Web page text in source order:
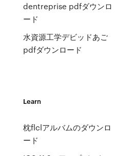
dentreprise pdfダウンロ
ード
水資源工学デビッドあご
pdfダウンロード
Learn
枕flclアルバムのダウンロ
ード